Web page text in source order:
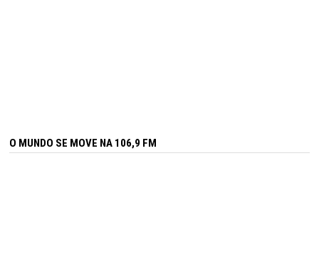
O MUNDO SE MOVE NA 106,9 FM